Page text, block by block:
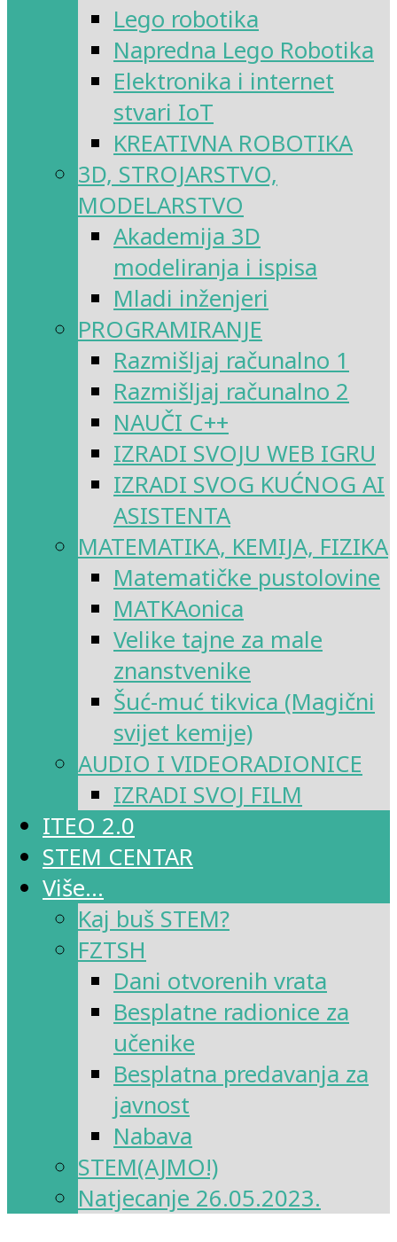
Lego robotika
Napredna Lego Robotika
Elektronika i internet
stvari IoT
KREATIVNA ROBOTIKA
3D, STROJARSTVO,
MODELARSTVO
Akademija 3D
modeliranja i ispisa
Mladi inženjeri
PROGRAMIRANJE
Razmišljaj računalno 1
Razmišljaj računalno 2
NAUČI C++
IZRADI SVOJU WEB IGRU
IZRADI SVOG KUĆNOG AI
ASISTENTA
MATEMATIKA, KEMIJA, FIZIKA
Matematičke pustolovine
MATKAonica
Velike tajne za male
znanstvenike
Šuć-muć tikvica (Magični
svijet kemije)
AUDIO I VIDEORADIONICE
IZRADI SVOJ FILM
ITEO 2.0
STEM CENTAR
Više…
Kaj buš STEM?
FZTSH
Dani otvorenih vrata
Besplatne radionice za
učenike
Besplatna predavanja za
javnost
Nabava
STEM(AJMO!)
Natjecanje 26.05.2023.